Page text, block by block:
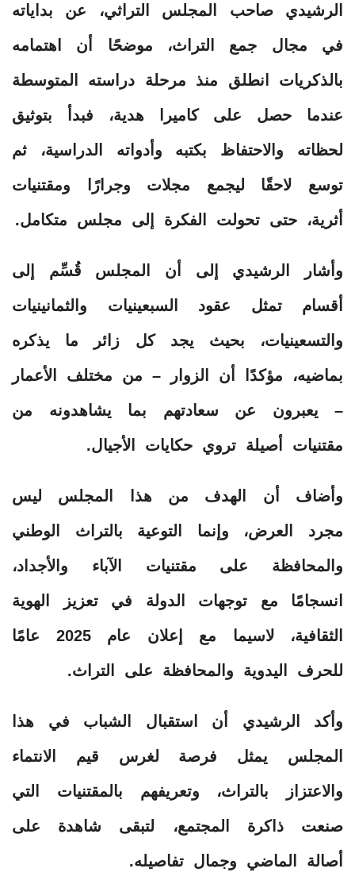
الرشيدي صاحب المجلس التراثي، عن بداياته
في مجال جمع التراث، موضحًا أن اهتمامه
بالذكريات انطلق منذ مرحلة دراسته المتوسطة
عندما حصل على كاميرا هدية، فبدأ بتوثيق
لحظاته والاحتفاظ بكتبه وأدواته الدراسية، ثم
توسع لاحقًا ليجمع مجلات وجرارًا ومقتنيات
أثرية، حتى تحولت الفكرة إلى مجلس متكامل.
وأشار الرشيدي إلى أن المجلس قُسِّم إلى
أقسام تمثل عقود السبعينيات والثمانينيات
والتسعينيات، بحيث يجد كل زائر ما يذكره
بماضيه، مؤكدًا أن الزوار – من مختلف الأعمار
– يعبرون عن سعادتهم بما يشاهدونه من
مقتنيات أصيلة تروي حكايات الأجيال.
وأضاف أن الهدف من هذا المجلس ليس
مجرد العرض، وإنما التوعية بالتراث الوطني
والمحافظة على مقتنيات الآباء والأجداد،
انسجامًا مع توجهات الدولة في تعزيز الهوية
الثقافية، لاسيما مع إعلان عام 2025 عامًا
للحرف اليدوية والمحافظة على التراث.
وأكد الرشيدي أن استقبال الشباب في هذا
المجلس يمثل فرصة لغرس قيم الانتماء
والاعتزاز بالتراث، وتعريفهم بالمقتنيات التي
صنعت ذاكرة المجتمع، لتبقى شاهدة على
أصالة الماضي وجمال تفاصيله.